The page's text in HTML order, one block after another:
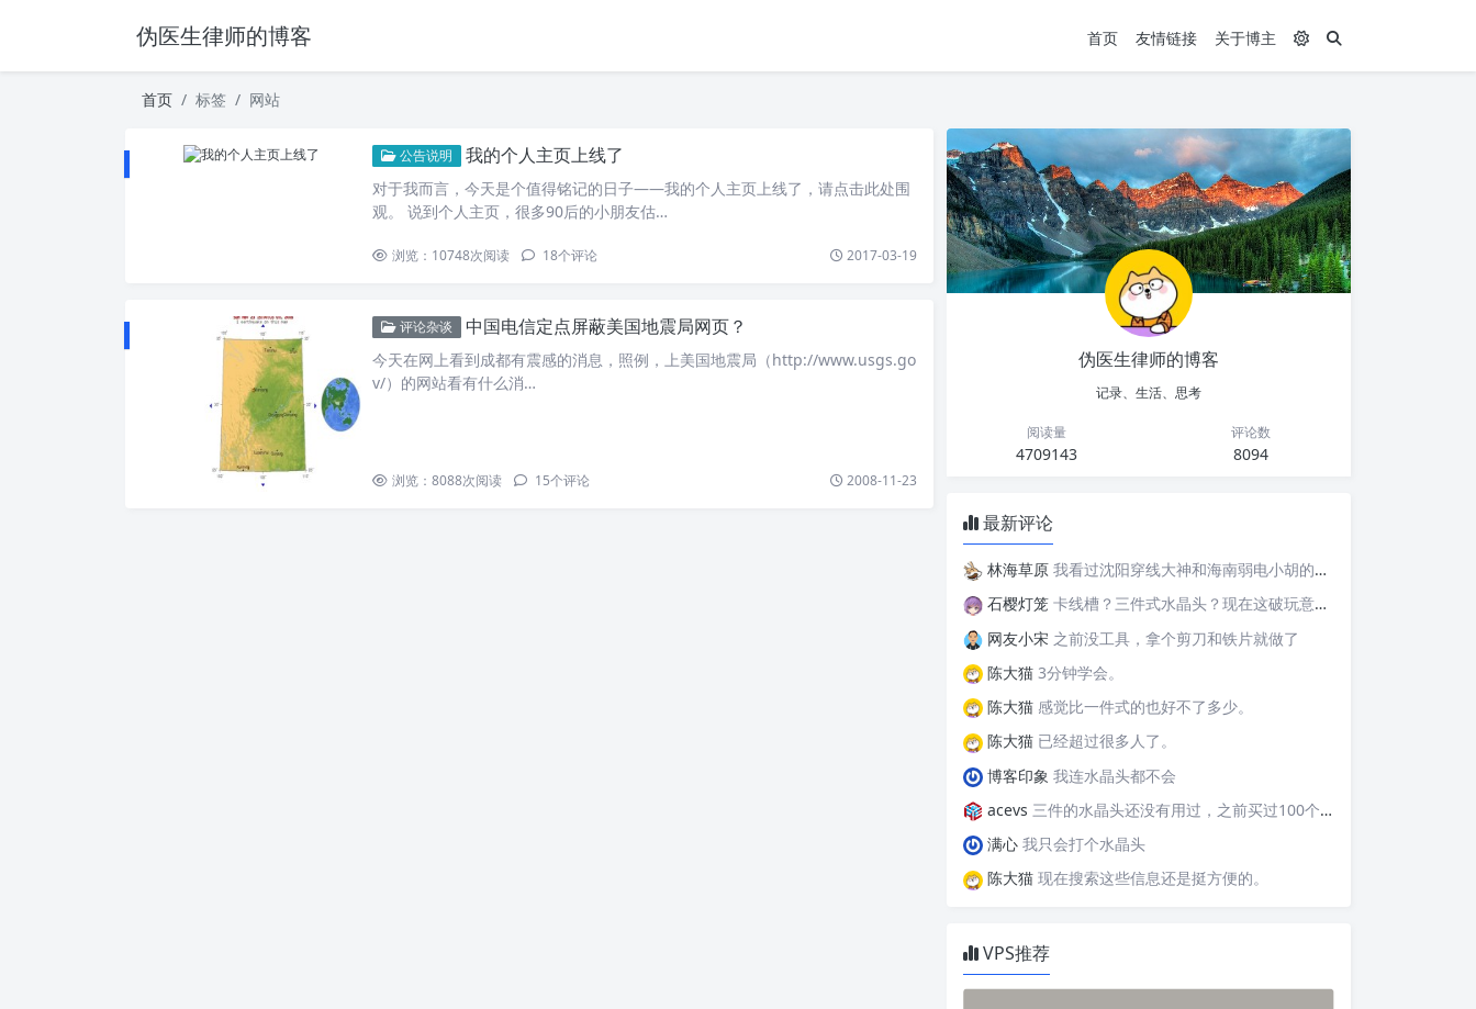
伪医生律师的博客 首页 友情链接 关于博主
首页 标签 网站
公告说明 我的个人主页上线了
对于我而言，今天是个值得铭记的日子——我的个人主页上线了，请点击此处围
观。 说到个人主页，很多90后的小朋友估…
浏览：10748次阅读 18个评论 2017-03-19
评论杂谈 中国电信定点屏蔽美国地震局网页？
今天在网上看到成都有震感的消息，照例，上美国地震局（http://www.usgs.go
v/）的网站看有什么消…
浏览：8088次阅读 15个评论 2008-11-23
伪医生律师的博客
记录、生活、思考
阅读量
4709143
评论数
8094
最新评论
林海草原 我看过沈阳穿线大神和海南弱电小胡的视频，他们做这些的熟练程度，是不是也是建立在这些翻车之上的....
石樱灯笼 卡线槽？三件式水晶头？现在这破玩意变得这么复杂了？
网友小宋 之前没工具，拿个剪刀和铁片就做了
陈大猫 3分钟学会。
陈大猫 感觉比一件式的也好不了多少。
陈大猫 已经超过很多人了。
博客印象 我连水晶头都不会
acevs 三件的水晶头还没有用过，之前买过100个水晶头还没有 用完。
满心 我只会打个水晶头
陈大猫 现在搜索这些信息还是挺方便的。
VPS推荐